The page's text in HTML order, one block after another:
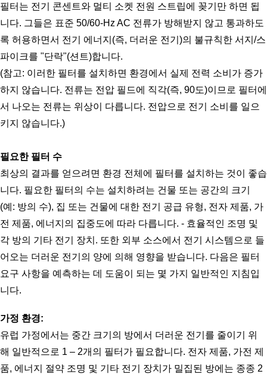
필터는 전기 콘센트와 멀티 소켓 전원 스트립에 꽂기만 하면 됩
니다. 그들은 표준 50/60-Hz AC 전류가 방해받지 않고 통과하도
록 허용하면서 전기 에너지(즉, 더러운 전기)의 불규칙한 서지/스
파이크를 "단락"(션트)합니다.
(참고: 이러한 필터를 설치하면 환경에서 실제 전력 소비가 증가
하지 않습니다. 전류는 전압 필드에 직각(즉, 90도)이므로 필터에
서 나오는 전류는 위상이 다릅니다. 전압으로 전기 소비를 일으
키지 않습니다.)
필요한 필터 수
최상의 결과를 얻으려면 환경 전체에 필터를 설치하는 것이 좋습
니다. 필요한 필터의 수는 설치하려는 건물 또는 공간의 크기
(예: 방의 수), 집 또는 건물에 대한 전기 공급 유형, 전자 제품, 가
전 제품, 에너지의 집중도에 따라 다릅니다. - 효율적인 조명 및
각 방의 기타 전기 장치. 또한 외부 소스에서 전기 시스템으로 들
어오는 더러운 전기의 양에 의해 영향을 받습니다. 다음은 필터
요구 사항을 예측하는 데 도움이 되는 몇 가지 일반적인 지침입
니다.
가정 환경:
유럽 가정에서는 중간 크기의 방에서 더러운 전기를 줄이기 위
해 일반적으로 1 – 2개의 필터가 필요합니다. 전자 제품, 가전 제
품, 에너지 절약 조명 및 기타 전기 장치가 밀집된 방에는 종종 2